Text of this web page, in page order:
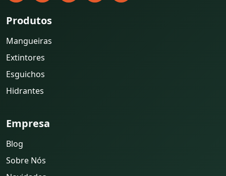
Produtos
Mangueiras
Extintores
Esguichos
Hidrantes
Empresa
Blog
Sobre Nós